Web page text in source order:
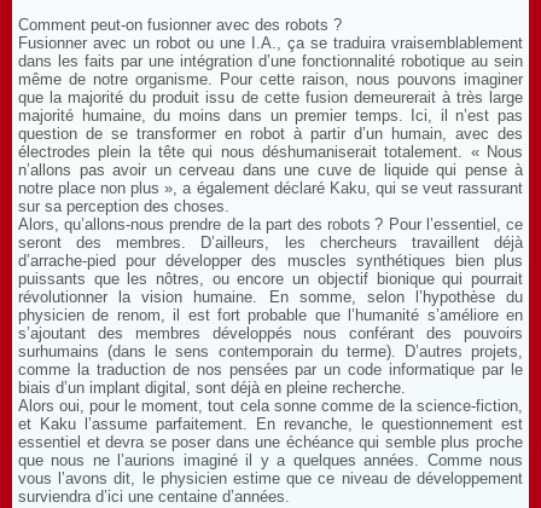
Comment peut-on fusionner avec des robots ?
Fusionner avec un robot ou une I.A., ça se traduira vraisemblablement
dans les faits par une intégration d’une fonctionnalité robotique au sein
même de notre organisme. Pour cette raison, nous pouvons imaginer
que la majorité du produit issu de cette fusion demeurerait à très large
majorité humaine, du moins dans un premier temps. Ici, il n’est pas
question de se transformer en robot à partir d’un humain, avec des
électrodes plein la tête qui nous déshumaniserait totalement. « Nous
n’allons pas avoir un cerveau dans une cuve de liquide qui pense à
notre place non plus », a également déclaré Kaku, qui se veut rassurant
sur sa perception des choses.
Alors, qu’allons-nous prendre de la part des robots ? Pour l’essentiel, ce
seront des membres. D’ailleurs, les chercheurs travaillent déjà
d’arrache-pied pour développer des muscles synthétiques bien plus
puissants que les nôtres, ou encore un objectif bionique qui pourrait
révolutionner la vision humaine. En somme, selon l’hypothèse du
physicien de renom, il est fort probable que l’humanité s’améliore en
s’ajoutant des membres développés nous conférant des pouvoirs
surhumains (dans le sens contemporain du terme). D’autres projets,
comme la traduction de nos pensées par un code informatique par le
biais d’un implant digital, sont déjà en pleine recherche.
Alors oui, pour le moment, tout cela sonne comme de la science-fiction,
et Kaku l’assume parfaitement. En revanche, le questionnement est
essentiel et devra se poser dans une échéance qui semble plus proche
que nous ne l’aurions imaginé il y a quelques années. Comme nous
vous l’avons dit, le physicien estime que ce niveau de développement
surviendra d’ici une centaine d’années.